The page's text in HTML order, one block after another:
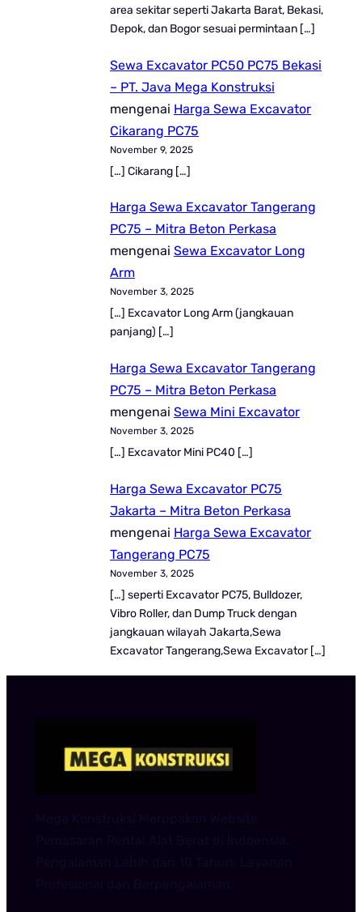
area sekitar seperti Jakarta Barat, Bekasi,
Depok, dan Bogor sesuai permintaan […]
Sewa Excavator PC50 PC75 Bekasi
– PT. Java Mega Konstruksi
mengenai Harga Sewa Excavator
Cikarang PC75
November 9, 2025
[…] Cikarang […]
Harga Sewa Excavator Tangerang
PC75 – Mitra Beton Perkasa
mengenai Sewa Excavator Long
Arm
November 3, 2025
[…] Excavator Long Arm (jangkauan
panjang) […]
Harga Sewa Excavator Tangerang
PC75 – Mitra Beton Perkasa
mengenai Sewa Mini Excavator
November 3, 2025
[…] Excavator Mini PC40 […]
Harga Sewa Excavator PC75
Jakarta – Mitra Beton Perkasa
mengenai Harga Sewa Excavator
Tangerang PC75
November 3, 2025
[…] seperti Excavator PC75, Bulldozer,
Vibro Roller, dan Dump Truck dengan
jangkauan wilayah Jakarta,Sewa
Excavator Tangerang,Sewa Excavator […]